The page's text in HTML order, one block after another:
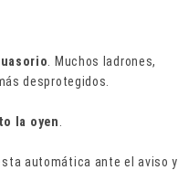
. Muchos ladrones,
desprotegidos.
la oyen
automática ante el aviso y